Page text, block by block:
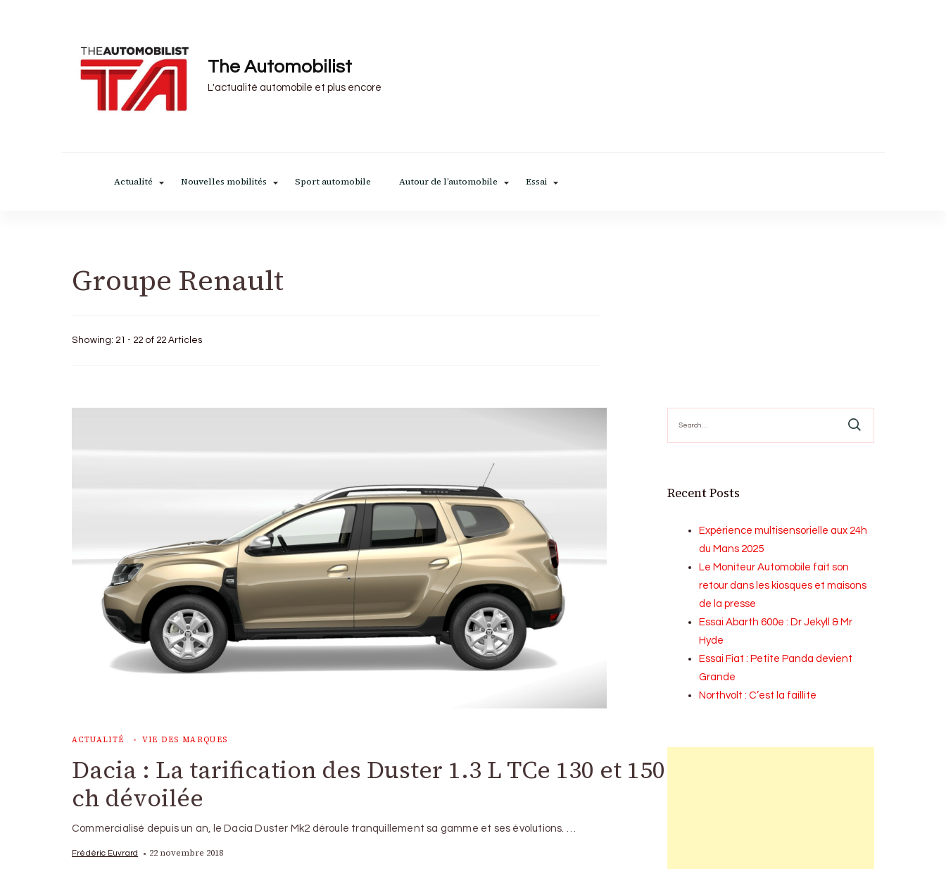
The Automobilist
L'actualité automobile et plus encore
Actualité Nouvelles mobilités Sport automobile Autour de l’automobile Essai
Groupe Renault
Showing: 21 - 22 of 22 Articles
ACTUALITÉ VIE DES MARQUES
Dacia : La tarification des Duster 1.3 L TCe 130 et 150
ch dévoilée
Commercialisé depuis un an, le Dacia Duster Mk2 déroule tranquillement sa gamme et ses évolutions. …
Frédéric Euvrard 22 novembre 2018
for:
Recent Posts
Expérience multisensorielle aux 24h
du Mans 2025
Le Moniteur Automobile fait son
retour dans les kiosques et maisons
de la presse
Essai Abarth 600e : Dr Jekyll & Mr
Hyde
Essai Fiat : Petite Panda devient
Grande
Northvolt : C’est la faillite